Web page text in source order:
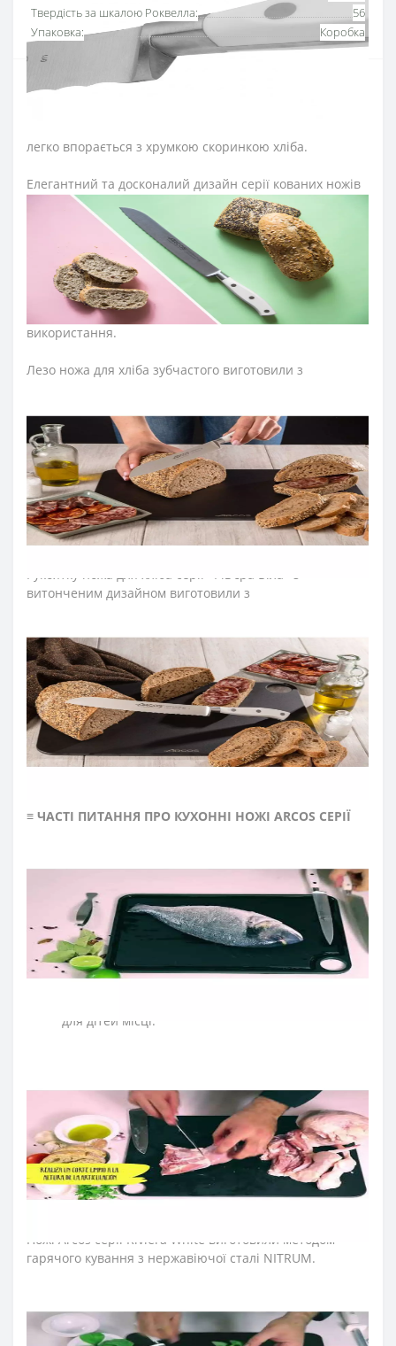
Твердість за шкалою Роквелла:
56
Упаковка:
Коробка
Ніж для хліба 200 мм серії
легко впорається з хрумкою скоринкою хліба.
Елегантний та досконалий дизайн серії кованих ножів
Arcos Riviera White підкорив серця найвимогливіших
шеф-кухарів не тільки України, але і всього світу. Його
витончена білосніжна ручка та довершений дизайн
леза надихнуть та заохотять створити страви різної
складності, зробивши процес готування ще кращим і
захоплюючим. Серію ножів Arcos Riviera White
розробили для професійного та домашнього
використання.
Лезо ножа для хліба зубчастого виготовили з
корозостійкість. У результаті лезо ножа arcos довго не
затуплюється, не ржавіє, тому виріб має довгий термін
служби, забезпечуючи економічну ефективність
інвентарю.Захистом для пальців під час нарізання
служить особлива конструкція п’ятки, що розміщена на
кінці леза та робить використання ножа безпечним та
надійним.
витонченим дизайном виготовили з
елементів їжі. Закріплюють конструкцію рукоятки
ножів для нарізання хліба міцні металеві заклепки, що
сприяють довготривалій роботі з ножем на кухні.
Больстер розташовується на передній частині
рукоятки ножа та зменшує навантаження на руку
повара під час нарізання. Рукоятка пройшла
антибактеріальну обробку, стійка до кислот, хлору,
≡ ЧАСТІ ПИТАННЯ ПРО КУХОННІ НОЖІ ARCOS СЕРІЇ
➤Як доглядати за кухонними ножами Аркос?
Мийте кухонні ножі відразу після використання.
Після експлуатації протирайте насухо кухонні
ножі м'якою тканиною.
Рекомендуємо нарізати на дерев'яній або
пластиковій дошці.
По можливості ножі для кухні мийте вручну.
для дітей місці.
До колекції увійшли ножі для обробки м’яса, ніж
обвалювальний, ніж філейний, шеф-ножі, японські
ножі, ножі Сантоку, поварські ножі, ножі для овочів та
фруктів, ножі для чищення овочів, ножі для нарізки,
ножі для томатів, ножі для риби, ножі для хліба, ножі
для хамону, ножі для сиру.
Ножі Arcos серії Riviera White виготовили методом
гарячого кування з нержавіючої сталі NITRUM.
згодом охолоджують азотом, термічно обробляють,
шліфують і полірують. На кінцевому етапі вставляють